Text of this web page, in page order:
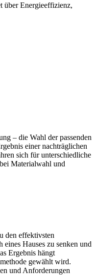
über Energieeffizienz,
– die Wahl der passenden
einer nachträglichen
sich für unterschiedliche
Materialwahl und
den effektivsten
Hauses zu senken und
Ergebnis hängt
gewählt wird.
und Anforderungen